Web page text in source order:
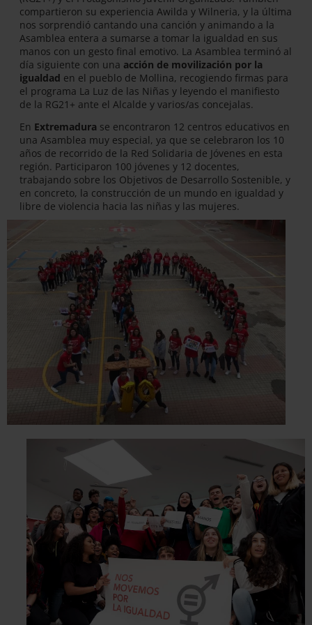
compartieron su experiencia Awilda y Wilneria, y la última
nos sorprendió cantando una canción y animando a la
Asamblea entera a sumarse a tomar la igualdad en sus
manos con un gesto final emotivo. La Asamblea terminó al
día siguiente con una acción de movilización por la
igualdad en el pueblo de Mollina, recogiendo firmas para
el programa La Luz de las Niñas y leyendo el manifiesto
de la RG21+ ante el Alcalde y varios/as concejalas.
En Extremadura se encontraron 12 centros educativos en
una Asamblea muy especial, ya que se celebraron los 10
años de recorrido de la Red Solidaria de Jóvenes en esta
región. Participaron 100 jóvenes y 12 docentes,
trabajando sobre los Objetivos de Desarrollo Sostenible, y
en concreto, la construcción de un mundo en igualdad y
libre de violencia hacia las niñas y las mujeres.